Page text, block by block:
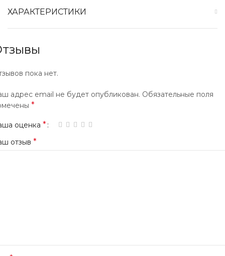
ХАРАКТЕРИСТИКИ
пока нет.
адрес email не будет опубликован. Обязательные поля
*
оценка *
отзыв *